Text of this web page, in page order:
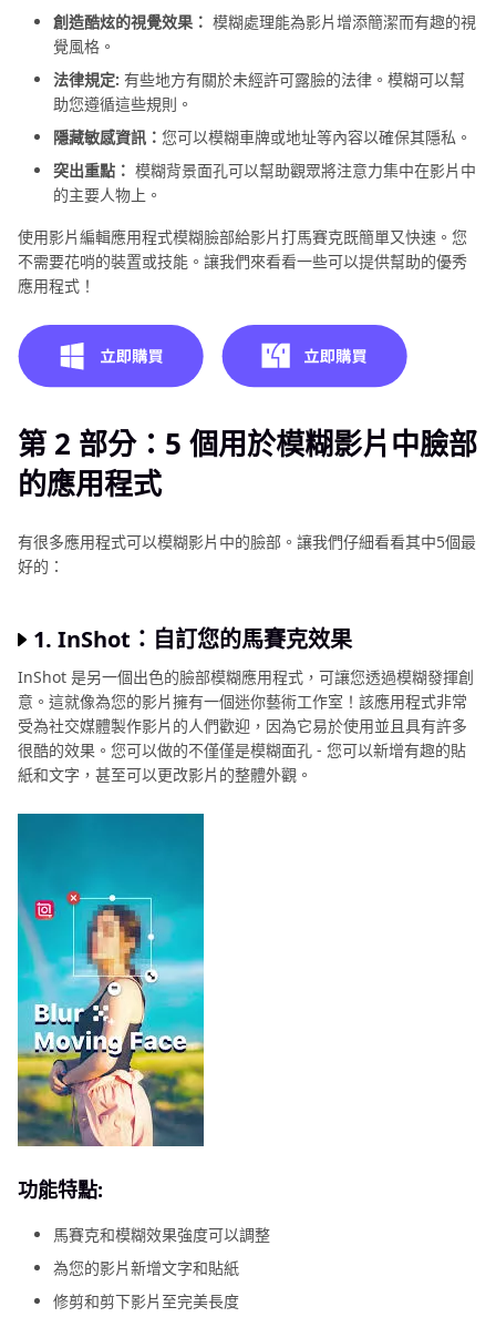
創造酷炫的視覺效果： 模糊處理能為影片增添簡潔而有趣的視
覺風格。
法律規定: 有些地方有關於未經許可露臉的法律。模糊可以幫
助您遵循這些規則。
隱藏敏感資訊： 您可以模糊車牌或地址等內容以確保其隱私。
突出重點： 模糊背景面孔可以幫助觀眾將注意力集中在影片中
的主要人物上。
使用影片編輯應用程式模糊臉部給影片打馬賽克既簡單又快速。您
不需要花哨的裝置或技能。讓我們來看看一些可以提供幫助的優秀
應用程式！
第 2 部分：5 個用於模糊影片中臉部
的應用程式
有很多應用程式可以模糊影片中的臉部。讓我們仔細看看其中5個最
好的：
1. InShot：自訂您的馬賽克效果
InShot 是另一個出色的臉部模糊應用程式，可讓您透過模糊發揮創
意。這就像為您的影片擁有一個迷你藝術工作室！該應用程式非常
受為社交媒體製作影片的人們歡迎，因為它易於使用並且具有許多
很酷的效果。您可以做的不僅僅是模糊面孔 - 您可以新增有趣的貼
紙和文字，甚至可以更改影片的整體外觀。
功能特點:
馬賽克和模糊效果強度可以調整
為您的影片新增文字和貼紙
修剪和剪下影片至完美長度